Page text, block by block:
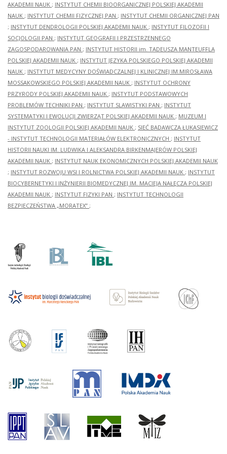
AKADEMII NAUK ; INSTYTUT CHEMII BIOORGANICZNEJ POLSKIEJ AKADEMII
NAUK ; INSTYTUT CHEMII FIZYCZNEJ PAN ; INSTYTUT CHEMII ORGANICZNEJ PAN
; INSTYTUT DENDROLOGII POLSKIEJ AKADEMII NAUK ; INSTYTUT FILOZOFII I
SOCJOLOGII PAN ; INSTYTUT GEOGRAFII I PRZESTRZENNEGO
ZAGOSPODAROWANIA PAN ; INSTYTUT HISTORII im. TADEUSZA MANTEUFFLA
POLSKIEJ AKADEMII NAUK ; INSTYTUT JĘZYKA POLSKIEGO POLSKIEJ AKADEMII
NAUK ; INSTYTUT MEDYCYNY DOŚWIADCZALNEJ I KLINICZNEJ IM.MIROSŁAWA
MOSSAKOWSKIEGO POLSKIEJ AKADEMII NAUK ; INSTYTUT OCHRONY
PRZYRODY POLSKIEJ AKADEMII NAUK ; INSTYTUT PODSTAWOWYCH
PROBLEMÓW TECHNIKI PAN ; INSTYTUT SLAWISTYKI PAN ; INSTYTUT
SYSTEMATYKI I EWOLUCJI ZWIERZĄT POLSKIEJ AKADEMII NAUK ; MUZEUM I
INSTYTUT ZOOLOGII POLSKIEJ AKADEMII NAUK ; SIEĆ BADAWCZA ŁUKASIEWICZ
- INSTYTUT TECHNOLOGII MATERIAŁÓW ELEKTRONICZNYCH ; INSTYTUT
HISTORII NAUKI IM. LUDWIKA I ALEKSANDRA BIRKENMAJERÓW POLSKIEJ
AKADEMII NAUK ; INSTYTUT NAUK EKONOMICZNYCH POLSKIEJ AKADEMII NAUK
; INSTYTUT ROZWOJU WSI I ROLNICTWA POLSKIEJ AKADEMII NAUK ; INSTYTUT
BIOCYBERNETYKI I INŻYNIERII BIOMEDYCZNEJ IM. MACIEJA NAŁĘCZA POLSKIEJ
AKADEMII NAUK ; INSTYTUT FIZYKI PAN ; INSTYTUT TECHNOLOGII
BEZPIECZEŃSTWA „MORATEX” ;